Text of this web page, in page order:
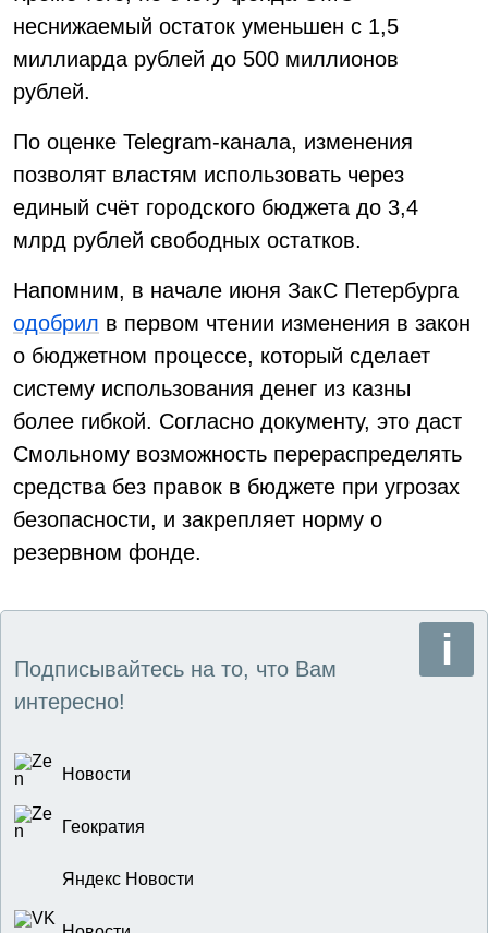
неснижаемый остаток уменьшен с 1,5
миллиарда рублей до 500 миллионов
рублей.
По оценке Telegram-канала, изменения
позволят властям использовать через
единый счёт городского бюджета до 3,4
млрд рублей свободных остатков.
Напомним, в начале июня ЗакС Петербурга
одобрил в первом чтении изменения в закон
о бюджетном процессе, который сделает
систему использования денег из казны
более гибкой. Согласно документу, это даст
Смольному возможность перераспределять
средства без правок в бюджете при угрозах
безопасности, и закрепляет норму о
резервном фонде.
Подписывайтесь на то, что Вам
интересно!
Новости
Геократия
Яндекс Новости